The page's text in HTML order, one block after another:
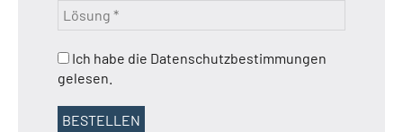
Ich habe die Datenschutzbestimmungen
gelesen.